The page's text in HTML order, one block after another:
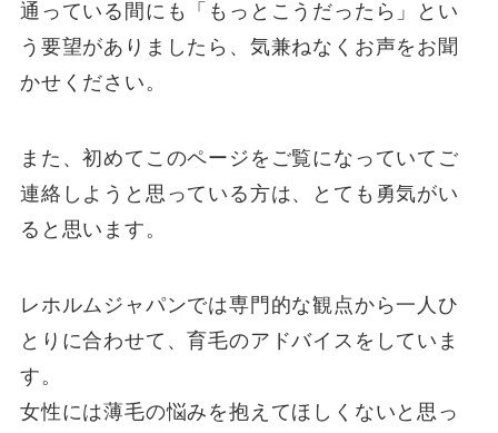
通っている間にも「もっとこうだったら」とい
う要望がありましたら、気兼ねなくお声をお聞
かせください。
また、初めてこのページをご覧になっていてご
連絡しようと思っている方は、とても勇気がい
ると思います。
レホルムジャパンでは専門的な観点から一人ひ
とりに合わせて、育毛のアドバイスをしていま
す。
女性には薄毛の悩みを抱えてほしくないと思っ